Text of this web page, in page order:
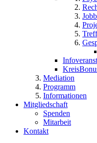
Mediation
Programm
Informationen
Mitgliedschaft
Spenden
Mitarbeit
Kontakt